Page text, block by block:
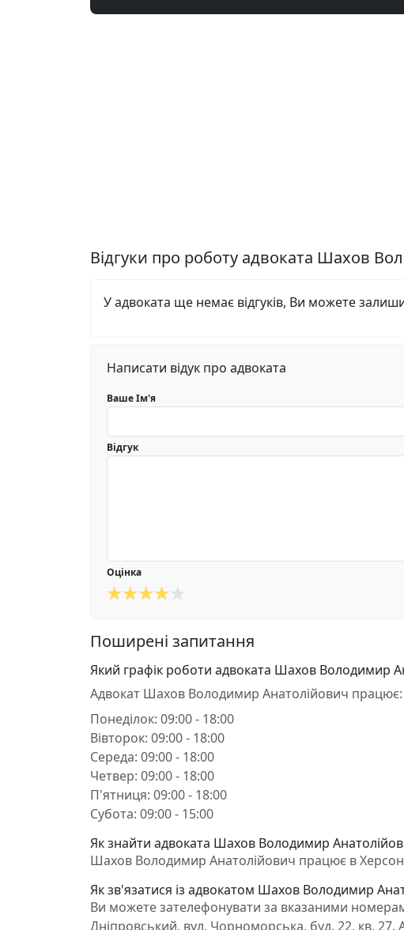
Відгуки про роботу адвоката Шахов
У адвоката ще немає відгуків, Ви можете
Написати відук про адвоката
Ваше Ім'я
Відгук
Оцінка
Поширені запитання
Який графік роботи адвоката Шахов Володимир
Адвокат Шахов Володимир Анатолійович працює:
Понеділок: 09:00 - 18:00
Вівторок: 09:00 - 18:00
Середа: 09:00 - 18:00
Четвер: 09:00 - 18:00
П'ятниця: 09:00 - 18:00
Субота: 09:00 - 15:00
Як знайти адвоката Шахов Володимир
Шахов Володимир Анатолійович працює в
Як зв'язатися із адвокатом Шахов Володимир
Ви можете зателефонувати за вказаними
Дніпровський, вул. Чорноморська, буд. 22, кв.